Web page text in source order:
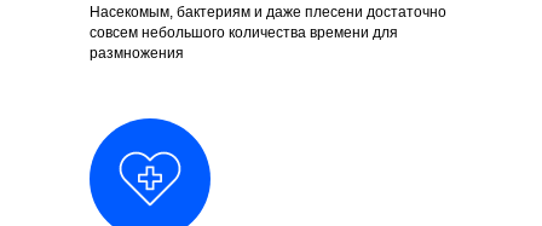
Насекомым, бактериям и даже плесени достаточно
совсем небольшого количества времени для
размножения